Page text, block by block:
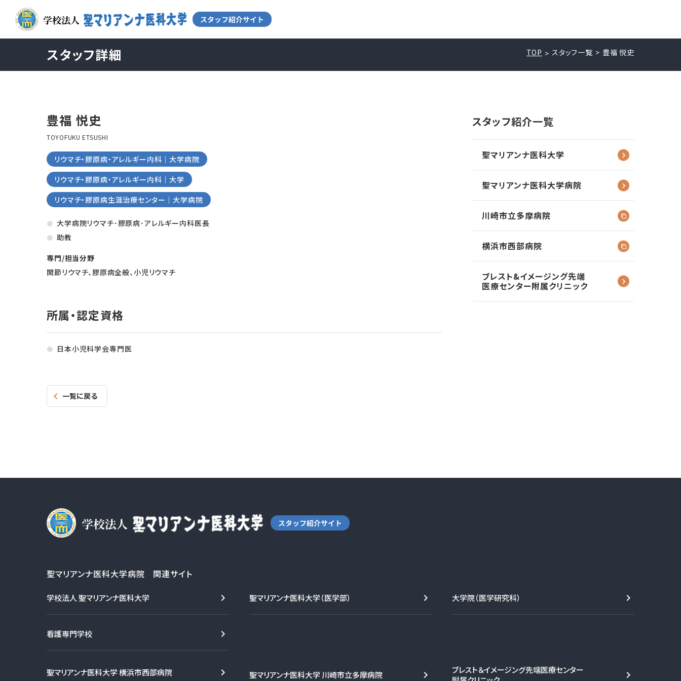
スタッフ詳細 TOP スタッフ一覧 豊福 悦史
豊福 悦史
TOYOFUKU ETSUSHI
リウマチ・膠原病・アレルギー内科｜大学病院
リウマチ・膠原病・アレルギー内科｜大学
リウマチ・膠原病生涯治療センター｜大学病院
大学病院リウマチ･膠原病･アレルギー内科医長
助教
専門/担当分野
関節リウマチ、膠原病全般、小児リウマチ
所属・認定資格
日本小児科学会専門医
一覧に戻る
スタッフ紹介一覧
聖マリアンナ医科大学
聖マリアンナ医科大学病院
川崎市立多摩病院
横浜市西部病院
ブレスト&イメージング先端
医療センター附属クリニック
聖マリアンナ医科大学病院 関連サイト
学校法人 聖マリアンナ医科大学 聖マリアンナ医科大学（医学部） 大学院（医学研究科）
看護専門学校
聖マリアンナ医科大学 横浜市西部病院 聖マリアンナ医科大学 川崎市立多摩病院
ブレスト＆イメージング先端医療センター